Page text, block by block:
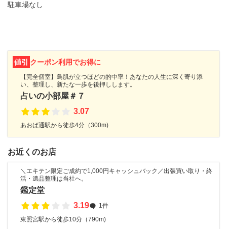
駐車場なし
値引 クーポン利用でお得に
【完全個室】鳥肌が立つほどの的中率！あなたの人生に深く寄り添
い、整理し、新たな一歩を後押しします。
占いの小部屋＃７
3.07
あおば通駅から徒歩4分（300m)
お近くのお店
＼エキテン限定ご成約で1,000円キャッシュバック／出張買い取り・終
活・遺品整理は当社へ。
鑑定堂
3.19
1件
東照宮駅から徒歩10分（790m)